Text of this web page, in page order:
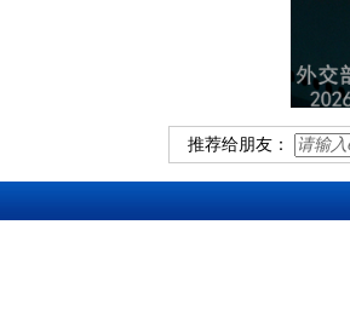
推荐给朋友：